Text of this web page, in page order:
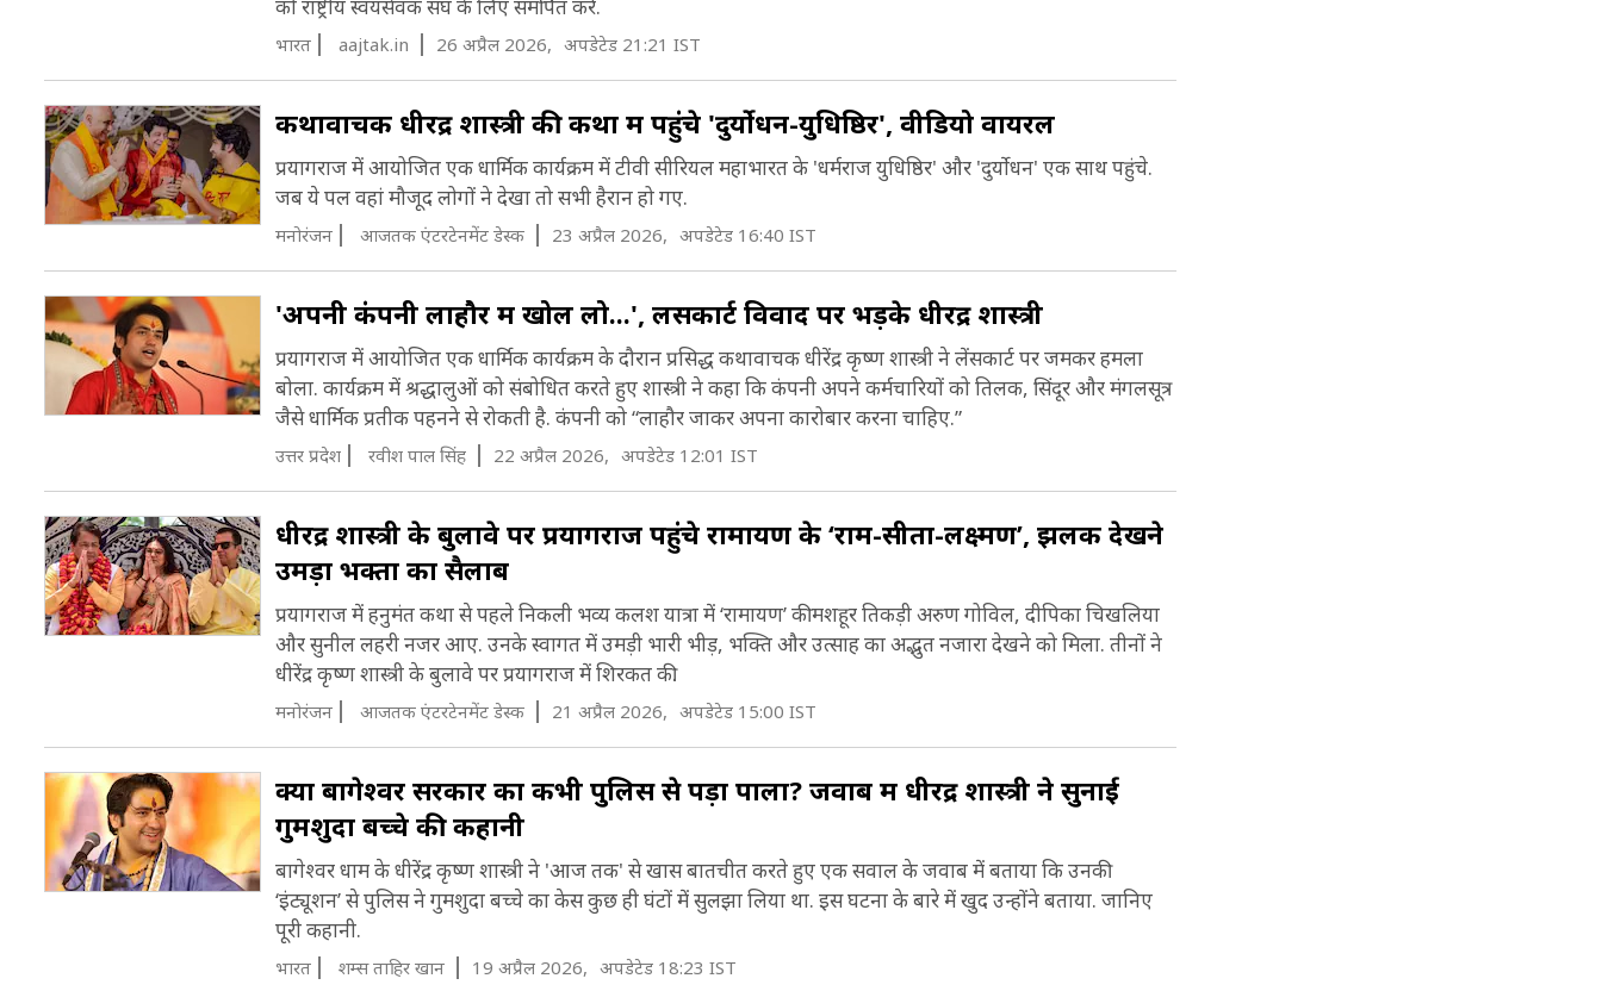
को राष्ट्रीय स्वयंसेवक संघ के लिए समर्पित करें.
भारत aajtak.in 26 अप्रैल 2026, अपडेटेड 21:21 IST
कथावाचक धीरेंद्र शास्त्री की कथा में पहुंचे 'दुर्योधन-युधिष्ठिर', वीड‍ियो वायरल
प्रयागराज में आयोजित एक धार्मिक कार्यक्रम में टीवी सीरियल महाभारत के 'धर्मराज युधिष्ठिर' और 'दुर्योधन' एक साथ पहुंचे.
जब ये पल वहां मौजूद लोगों ने देखा तो सभी हैरान हो गए.
मनोरंजन आजतक एंटरटेनमेंट डेस्क 23 अप्रैल 2026, अपडेटेड 16:40 IST
'अपनी कंपनी लाहौर में खोल लो...', लेंसकार्ट विवाद पर भड़के धीरेंद्र शास्त्री
प्रयागराज में आयोजित एक धार्मिक कार्यक्रम के दौरान प्रसिद्ध कथावाचक धीरेंद्र कृष्ण शास्त्री ने लेंसकार्ट पर जमकर हमला
बोला. कार्यक्रम में श्रद्धालुओं को संबोधित करते हुए शास्त्री ने कहा कि कंपनी अपने कर्मचारियों को तिलक, सिंदूर और मंगलसूत्र
जैसे धार्मिक प्रतीक पहनने से रोकती है. कंपनी को “लाहौर जाकर अपना कारोबार करना चाहिए.”
उत्तर प्रदेश रवीश पाल सिंह 22 अप्रैल 2026, अपडेटेड 12:01 IST
धीरेंद्र शास्त्री के बुलावे पर प्रयागराज पहुंचे रामायण के ‘राम-सीता-लक्ष्मण’, झलक देखने
उमड़ा भक्तों का सैलाब
प्रयागराज में हनुमंत कथा से पहले निकली भव्य कलश यात्रा में ‘रामायण’ की मशहूर तिकड़ी अरुण गोविल, दीपिका चिखलिया
और सुनील लहरी नजर आए. उनके स्वागत में उमड़ी भारी भीड़, भक्ति और उत्साह का अद्भुत नजारा देखने को मिला. तीनों ने
धीरेंद्र कृष्ण शास्त्री के बुलावे पर प्रयागराज में शिरकत की.
मनोरंजन आजतक एंटरटेनमेंट डेस्क 21 अप्रैल 2026, अपडेटेड 15:00 IST
क्या बागेश्वर सरकार का कभी पुलिस से पड़ा पाला? जवाब में धीरेंद्र शास्त्री ने सुनाई
गुमशुदा बच्चे की कहानी
बागेश्वर धाम के धीरेंद्र कृष्ण शास्त्री ने 'आज तक' से खास बातचीत करते हुए एक सवाल के जवाब में बताया कि उनकी
‘इंट्यूशन’ से पुलिस ने गुमशुदा बच्चे का केस कुछ ही घंटों में सुलझा लिया था. इस घटना के बारे में खुद उन्होंने बताया. जानिए
पूरी कहानी.
भारत शम्स ताहिर खान 19 अप्रैल 2026, अपडेटेड 18:23 IST